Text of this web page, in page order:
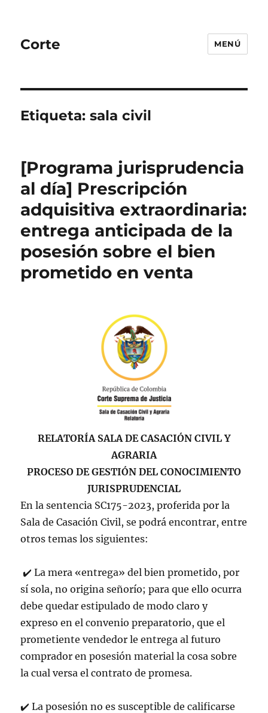
Corte MENÚ
Etiqueta:sala civil
[Programa jurisprudencia
al día] Prescripción
adquisitiva extraordinaria:
entrega anticipada de la
posesión sobre el bien
prometido en venta
RELATORÍA SALA DE CASACIÓN CIVIL Y
AGRARIA
PROCESO DE GESTIÓN DEL CONOCIMIENTO
JURISPRUDENCIAL
En la sentencia SC175-2023, proferida por la
Sala de Casación Civil, se podrá encontrar, entre
otros temas los siguientes:
✔ ️La mera «entrega» del bien prometido, por
sí sola, no origina señorío; para que ello ocurra
debe quedar estipulado de modo claro y
expreso en el convenio preparatorio, que el
prometiente vendedor le entrega al futuro
comprador en posesión material la cosa sobre
la cual versa el contrato de promesa.
✔ ️La posesión no es susceptible de calificarse